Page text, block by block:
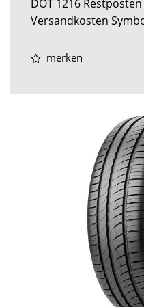
DOT 1216
Versandkosten
merken